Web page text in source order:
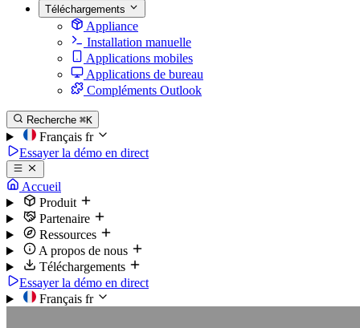
Téléchargements
Appliance
Installation manuelle
Applications mobiles
Applications de bureau
Compléments Outlook
Recherche ⌘K
Français fr
Essayer la démo en direct
Accueil
Produit
Partenaire
Ressources
A propos de nous
Téléchargements
Essayer la démo en direct
Français fr